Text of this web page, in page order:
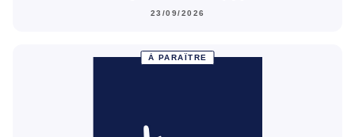
23/09/2026
À PARAÎTRE